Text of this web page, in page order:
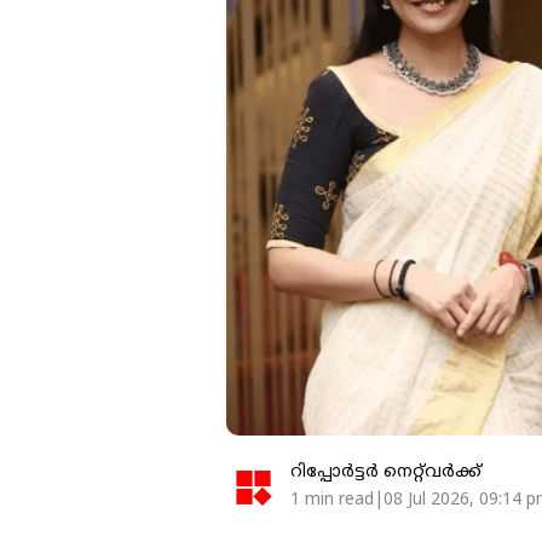
റിപ്പോർട്ടർ നെറ്റ്‌വര്‍ക്ക്‌
1 min read|08 Jul 2026, 09:14